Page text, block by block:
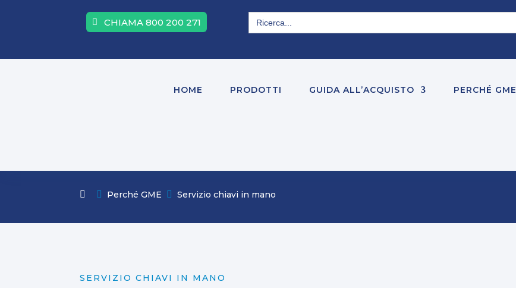
CHIAMA 800 200 271
Search
for:
HOME PRODOTTI GUIDA ALL’ACQUISTO PERCHÉ GME
 Perché GME  Servizio chiavi in mano
SERVIZIO CHIAVI IN MANO